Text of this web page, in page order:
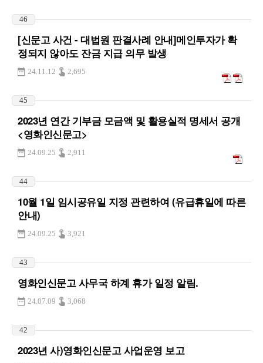
46
[신문고 사건 - 대법원 판결사례 안내]메인투자가 확
정되지 않아도 잔금 지급 의무 발생
24.11.12 2,695
45
2023년 연간 기부금 모금액 및 활용실적 명세서 공개
<영화인신문고>
24.09.25 2,911
44
10월 1일 임시공유일 지정 관련하여 (유급휴일에 따른
안내)
24.09.25 3,921
43
영화인신문고 사무국 하계 휴가 일정 알림.
24.07.09 3,068
42
2023년 사)영화인신문고 사업운영 보고